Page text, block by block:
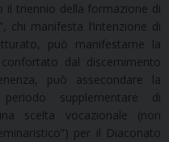
il triennio della formazione di
chi manifesta l’intenzione di
può manifestarne la
dal discernimento
può assecondare la
supplementare di
scelta vocazionale (non
per il Diaconato